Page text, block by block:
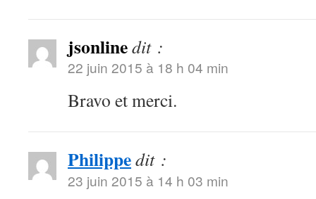
jsonlinedit :
22 juin 2015 à 18 h 04 min
Bravo et merci.
Philippedit :
23 juin 2015 à 14 h 03 min